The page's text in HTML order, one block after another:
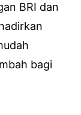
BRI dan
bagi